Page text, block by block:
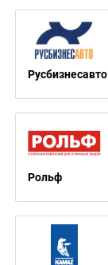
Русбизнесавто
Рольф